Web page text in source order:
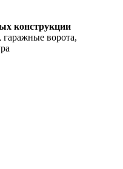
конструкции
ворота,